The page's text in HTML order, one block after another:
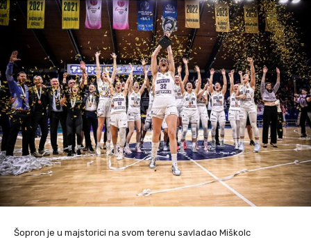
Šopron je u majstorici na svom terenu savladao Miškolc